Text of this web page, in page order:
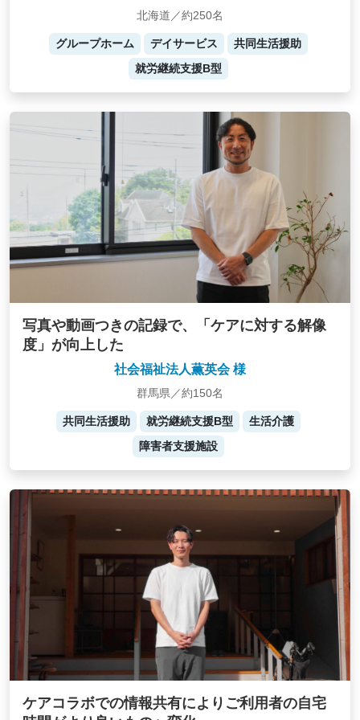
北海道／約250名
グループホーム デイサービス
共同生活援助
就労継続支援B型
写真や動画つきの記録で、「ケアに対する解像
度」が向上した
社会福祉法人薫英会 様
群馬県／約150名
共同生活援助 就労継続支援B型
生活介護
障害者支援施設
ケアコラボでの情報共有によりご利用者の自宅